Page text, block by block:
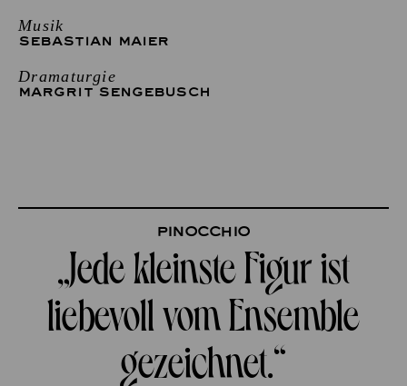
Musik
SEBASTIAN MAIER
Dramaturgie
MARGRIT SENGEBUSCH
Pinocchio
„Jede kleinste Figur ist
liebevoll vom Ensemble
gezeichnet.“